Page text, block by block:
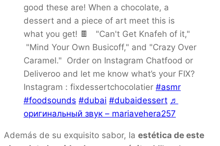
good these are! When a chocolate, a
dessert and a piece of art meet this is
what you get! 🍫 "Can't Get Knafeh of it,"
"Mind Your Own Busicoff," and "Crazy Over
Caramel." Order on Instagram Chatfood or
Deliveroo and let me know what’s your FIX?
Instagram : fixdessertchocolatier #asmr
#foodsounds #dubai #dubaidessert ♬
оригинальный звук – mariavehera257
Además de su exquisito sabor, la estética de este